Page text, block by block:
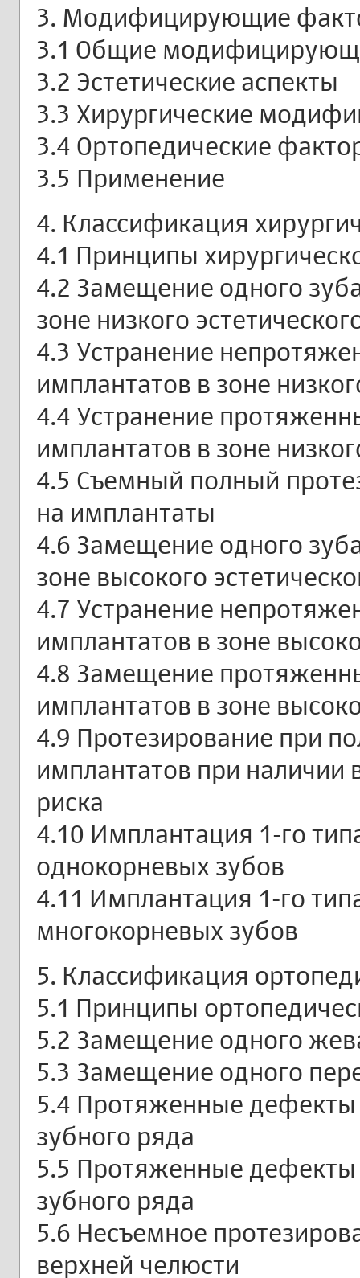
3. Модифицирующие
3.1 Общие
3.2 Эстетические аспекты
3.3 Хирургические
3.4 Ортопедические
3.5 Применение
4. Классификация
4.1 Принципы
4.2 Замещение одного
зоне низкого
4.3 Устранение
имплантатов в зоне
4.4 Устранение
имплантатов в зоне
4.5 Съемный полный
на имплантаты
4.6 Замещение одного
зоне высокого
4.7 Устранение
имплантатов в зоне
4.8 Замещение
имплантатов в зоне
4.9 Протезирование при
имплантатов при наличии
риска
4.10 Имплантация 1-го
однокорневых зубов
4.11 Имплантация 1-го
многокорневых зубов
5. Классификация
5.1 Принципы
5.2 Замещение одного
5.3 Замещение одного
5.4 Протяженные дефекты
зубного ряда
5.5 Протяженные
зубного ряда
5.6 Несъемное
верхней челюсти